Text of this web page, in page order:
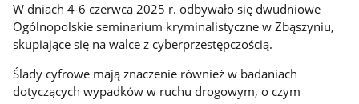
W dniach 4-6 czerwca 2025 r. odbywało się dwudniowe
Ogólnopolskie seminarium kryminalistyczne w Zbąszyniu,
skupiające się na walce z cyberprzestępczością.
Ślady cyfrowe mają znaczenie również w badaniach
dotyczących wypadków w ruchu drogowym, o czym